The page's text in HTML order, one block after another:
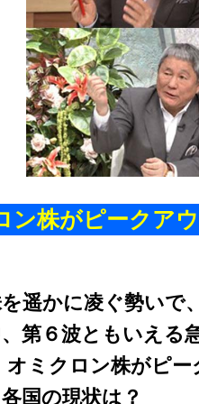
ン株がピークア
遥かに凌ぐ勢いで
第６波ともいえる
オミクロン株がピー
国の現状は？